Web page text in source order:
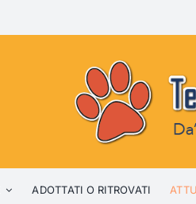
ADOTTATI O RITROVATI